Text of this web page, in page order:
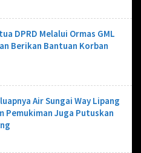
DPRD Melalui Ormas GML
Berikan Bantuan Korban
Air Sungai Way Lipang
Pemukiman Juga Putuskan